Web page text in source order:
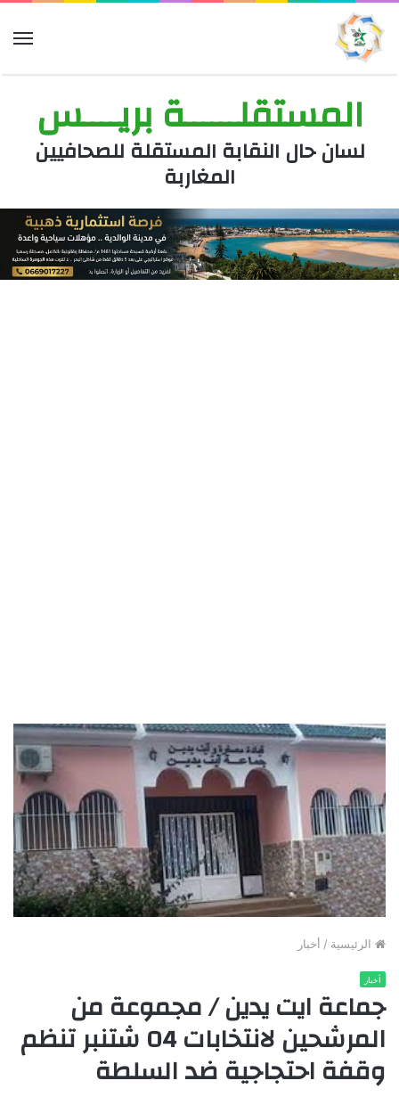
المستقلــــــة بريــــس
لسان حال النقابة المستقلة للصحافيين
المغاربة
الرئيسية / أخبار
أخبار
جماعة ايت يدين / مجموعة من
المرشحين لانتخابات 04 شتنبر تنظم
وقفة احتجاجية ضد السلطة